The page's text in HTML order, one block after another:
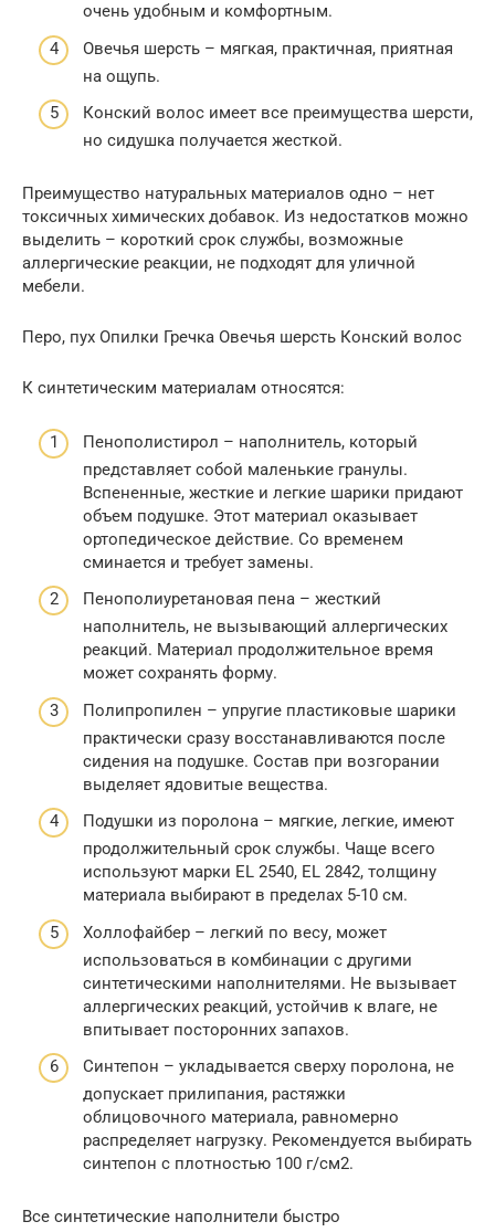
очень удобным и комфортным.
Овечья шерсть – мягкая, практичная, приятная
на ощупь.
Конский волос имеет все преимущества шерсти,
но сидушка получается жесткой.
Преимущество натуральных материалов одно – нет
токсичных химических добавок. Из недостатков можно
выделить – короткий срок службы, возможные
аллергические реакции, не подходят для уличной
мебели.
Перо, пух Опилки Гречка Овечья шерсть Конский волос
К синтетическим материалам относятся:
Пенополистирол – наполнитель, который
представляет собой маленькие гранулы.
Вспененные, жесткие и легкие шарики придают
объем подушке. Этот материал оказывает
ортопедическое действие. Со временем
сминается и требует замены.
Пенополиуретановая пена – жесткий
наполнитель, не вызывающий аллергических
реакций. Материал продолжительное время
может сохранять форму.
Полипропилен – упругие пластиковые шарики
практически сразу восстанавливаются после
сидения на подушке. Состав при возгорании
выделяет ядовитые вещества.
Подушки из поролона – мягкие, легкие, имеют
продолжительный срок службы. Чаще всего
используют марки EL 2540, EL 2842, толщину
материала выбирают в пределах 5-10 см.
Холлофайбер – легкий по весу, может
использоваться в комбинации с другими
синтетическими наполнителями. Не вызывает
аллергических реакций, устойчив к влаге, не
впитывает посторонних запахов.
Синтепон – укладывается сверху поролона, не
допускает прилипания, растяжки
облицовочного материала, равномерно
распределяет нагрузку. Рекомендуется выбирать
синтепон с плотностью 100 г/см2.
Все синтетические наполнители быстро